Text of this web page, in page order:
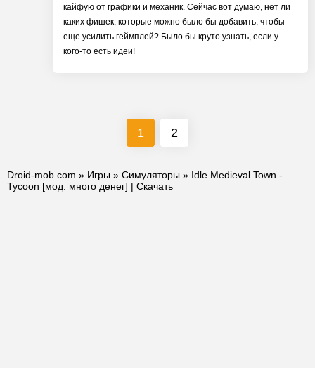
кайфую от графики и механик. Сейчас вот думаю, нет ли
каких фишек, которые можно было бы добавить, чтобы
еще усилить геймплей? Было бы круто узнать, если у
кого-то есть идеи!
1 2
Droid-mob.com » Игры » Симуляторы » Idle Medieval Town -
Tycoon [мод: много денег] | Скачать